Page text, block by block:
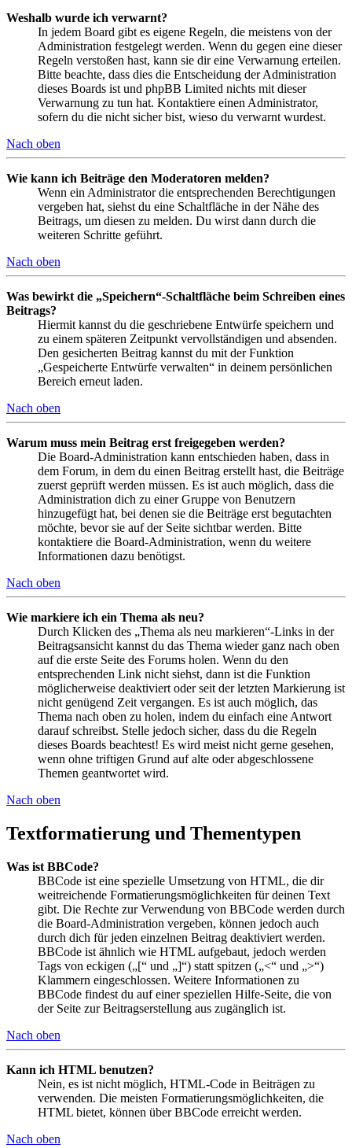
Weshalb wurde ich verwarnt?
In jedem Board gibt es eigene Regeln, die meistens von der
Administration festgelegt werden. Wenn du gegen eine dieser
Regeln verstoßen hast, kann sie dir eine Verwarnung erteilen.
Bitte beachte, dass dies die Entscheidung der Administration
dieses Boards ist und phpBB Limited nichts mit dieser
Verwarnung zu tun hat. Kontaktiere einen Administrator,
sofern du die nicht sicher bist, wieso du verwarnt wurdest.
Nach oben
Wie kann ich Beiträge den Moderatoren melden?
Wenn ein Administrator die entsprechenden Berechtigungen
vergeben hat, siehst du eine Schaltfläche in der Nähe des
Beitrags, um diesen zu melden. Du wirst dann durch die
weiteren Schritte geführt.
Nach oben
Was bewirkt die „Speichern“-Schaltfläche beim Schreiben eines
Beitrags?
Hiermit kannst du die geschriebene Entwürfe speichern und
zu einem späteren Zeitpunkt vervollständigen und absenden.
Den gesicherten Beitrag kannst du mit der Funktion
„Gespeicherte Entwürfe verwalten“ in deinem persönlichen
Bereich erneut laden.
Nach oben
Warum muss mein Beitrag erst freigegeben werden?
Die Board-Administration kann entschieden haben, dass in
dem Forum, in dem du einen Beitrag erstellt hast, die Beiträge
zuerst geprüft werden müssen. Es ist auch möglich, dass die
Administration dich zu einer Gruppe von Benutzern
hinzugefügt hat, bei denen sie die Beiträge erst begutachten
möchte, bevor sie auf der Seite sichtbar werden. Bitte
kontaktiere die Board-Administration, wenn du weitere
Informationen dazu benötigst.
Nach oben
Wie markiere ich ein Thema als neu?
Durch Klicken des „Thema als neu markieren“-Links in der
Beitragsansicht kannst du das Thema wieder ganz nach oben
auf die erste Seite des Forums holen. Wenn du den
entsprechenden Link nicht siehst, dann ist die Funktion
möglicherweise deaktiviert oder seit der letzten Markierung ist
nicht genügend Zeit vergangen. Es ist auch möglich, das
Thema nach oben zu holen, indem du einfach eine Antwort
darauf schreibst. Stelle jedoch sicher, dass du die Regeln
dieses Boards beachtest! Es wird meist nicht gerne gesehen,
wenn ohne triftigen Grund auf alte oder abgeschlossene
Themen geantwortet wird.
Nach oben
Textformatierung und Thementypen
Was ist BBCode?
BBCode ist eine spezielle Umsetzung von HTML, die dir
weitreichende Formatierungsmöglichkeiten für deinen Text
gibt. Die Rechte zur Verwendung von BBCode werden durch
die Board-Administration vergeben, können jedoch auch
durch dich für jeden einzelnen Beitrag deaktiviert werden.
BBCode ist ähnlich wie HTML aufgebaut, jedoch werden
Tags von eckigen („[“ und „]“) statt spitzen („<“ und „>“)
Klammern eingeschlossen. Weitere Informationen zu
BBCode findest du auf einer speziellen Hilfe-Seite, die von
der Seite zur Beitragserstellung aus zugänglich ist.
Nach oben
Kann ich HTML benutzen?
Nein, es ist nicht möglich, HTML-Code in Beiträgen zu
verwenden. Die meisten Formatierungsmöglichkeiten, die
HTML bietet, können über BBCode erreicht werden.
Nach oben